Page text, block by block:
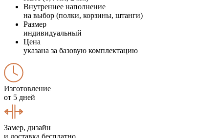
Внутреннее наполнение
на выбор (полки, корзины, штанги)
Размер
индивидуальный
Цена
указана за базовую комплектацию
Изготовление
от 5 дней
Замер, дизайн
и доставка бесплатно